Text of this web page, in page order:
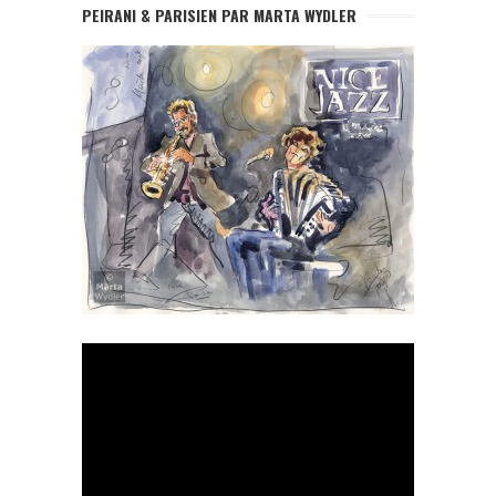
PEIRANI & PARISIEN PAR MARTA WYDLER